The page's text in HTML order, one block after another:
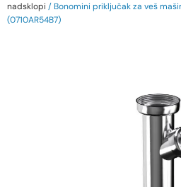
nadsklopi / Bonomini priključak za veš
(0710AR54B7)